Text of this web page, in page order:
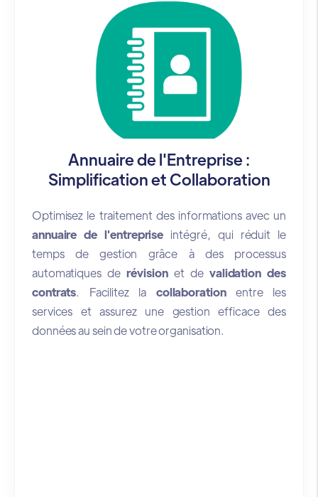
Annuaire de l'Entreprise :
Simplification et Collaboration
Optimisez le traitement des informations avec un
annuaire de l'entreprise intégré, qui réduit le
temps de gestion grâce à des processus
automatiques derévisionet de validation des
contrats. Facilitez la collaborationentre les
services et assurez une gestion efficace des
données au sein de votre organisation.